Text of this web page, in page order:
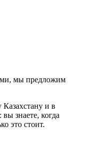
мы предложим
и в
знаете, когда
это стоит.